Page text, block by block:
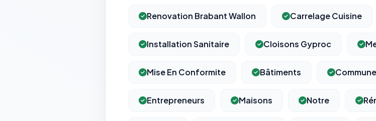
Renovation Brabant Wallon Carrelage Cuisine
Installation Sanitaire Cloisons Gyproc
Mise En Conformite Bâtiments
Entrepreneurs Maisons Notre
pas être désactivés.
Cookies analytiques
(pages visitées, durée de visite) pour
anonymisées via Google Analytics.